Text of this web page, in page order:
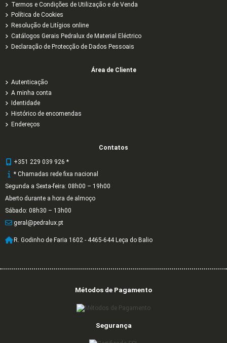
Termos e Condições de Utilização e de Venda
Política de Cookies
Resolução de Litígios online
Catálogos Gerais Pedralux de Material Eléctrico
Declaração de Protecção de Dados Pessoais
Área de Cliente
Autenticação
A minha conta
Identidade
Histórico de encomendas
Endereços
Contatos
+351 229 039 926 *
* Chamadas rede fixa nacional
Segunda a Sexta-feira: 08h00 – 19h00
Aberto durante a hora de almoço
Sábado: 08h30 – 13h00
geral@pedralux.pt
R. Godinho de Faria 1602 - 4465-644 Leça do Balio
Métodos de Pagamento
Segurança